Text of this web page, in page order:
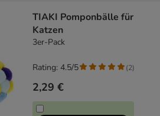
TIAKI Pomponbälle für
Katzen
3er-Pack
2,29 €
Rating: 4.5/5 (2)